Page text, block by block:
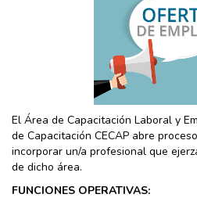
El Área de Capacitación Laboral y
de Capacitación CECAP abre
incorporar un/a profesional que
de dicho área.
FUNCIONES OPERATIVAS: